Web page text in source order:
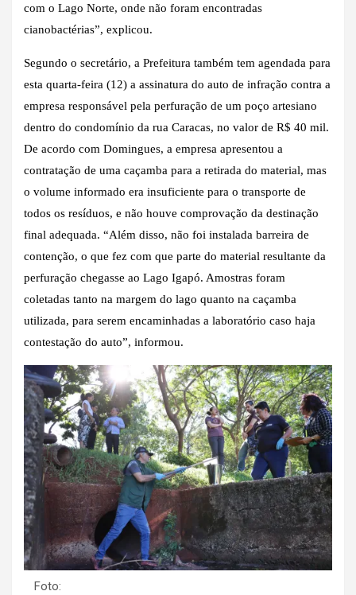
com o Lago Norte, onde não foram encontradas
cianobactérias”, explicou.
Segundo o secretário, a Prefeitura também tem agendada para
esta quarta-feira (12) a assinatura do auto de infração contra a
empresa responsável pela perfuração de um poço artesiano
dentro do condomínio da rua Caracas, no valor de R$ 40 mil.
De acordo com Domingues, a empresa apresentou a
contratação de uma caçamba para a retirada do material, mas
o volume informado era insuficiente para o transporte de
todos os resíduos, e não houve comprovação da destinação
final adequada. “Além disso, não foi instalada barreira de
contenção, o que fez com que parte do material resultante da
perfuração chegasse ao Lago Igapó. Amostras foram
coletadas tanto na margem do lago quanto na caçamba
utilizada, para serem encaminhadas a laboratório caso haja
contestação do auto”, informou.
Foto: